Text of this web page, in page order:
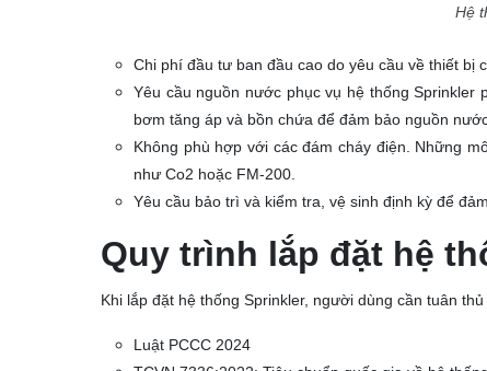
Hệ
Chi phí đầu tư ban đầu cao do yêu cầu về thiết bị
Yêu cầu nguồn nước phục vụ hệ thống
bơm tăng áp và bồn chứa để đảm bảo nguồn
Không phù hợp với các đám cháy điện. Những
như Co2 hoặc FM-200.
Yêu cầu bảo trì và kiểm tra, vệ sinh định kỳ để
Quy trình lắp đặt hệ
Khi lắp đặt hệ thống Sprinkler, người dùng cần tuân
Luật PCCC 2024